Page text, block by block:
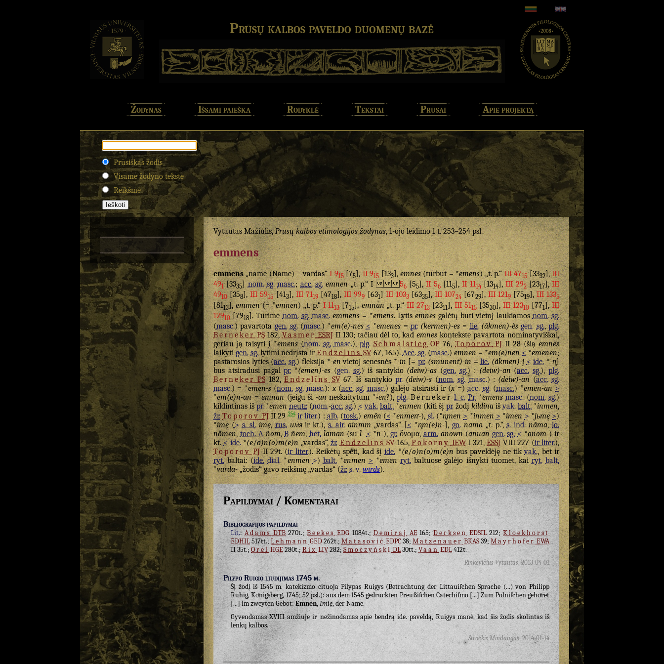
Prūsų kalbos paveldo duomenų bazė
Žodynas Išsami paieška Rodyklė Tekstai Prūsai Apie projektą
Prūsiškas žodis
Visame žodyno tekste
Reikšmė
Vytautas Mažiulis,Prūsų kalbos etimologijos žodynas, 1-ojo leidimo 1 t. 253–254 psl.
emmens
emmens„name (Name) – vardas“I 915[75], II 915[133],emnes(turbūt = *emens) „t. p.“III 4715[3332],III
491[3335]nom. sg. masc.;acc. sg. emnen„t. p.“ I 56[55],II 56[115],II 1114[1314],III 292[2317],III
4910[358 ],III 5915[413],III 7119[4718],III 999[631]III 1033[6335 ],III 10724[6729],III 1219[7519],III 1335
[8113],emmen(= *emnen) „t. p.“I 1113[715],emnan„t. p.“III 2713[2311 ],III 5115[3530],III 12310[771],III
12910[7918]. Turimenom. sg. masc. emmens= *emens. Lytisemnesgalėtų būti vietoj laukiamosnom. sg.
(masc.) pavartotagen. sg.(masc.) *em(e)-nes <*emenes=pr. (kermen)-es=lie. (ãkmen)-ès gen. sg.,plg.
BernekerPS182,VasmerESRJII 130; tačiau dėl to, kademneskontekste pavartota nominatyviškai,
geriau ją taisyti į *emens(nom. sg. masc.),plg. Schmalstieg OP76,Toporov PJII 28 (šiąemnes
laikytigen. sg.lytimi nedrįsta irEndzelīnsSV67, 165).Acc. sg.(masc.)emnen= *em(e)nen <*emenen;
pastarosios lyties (acc. sg.) fleksija *-envietoj senesnės *-in[=pr. (smunent)-in=lie. (ãkmen)-į < ide.*-n̥]
bus atsiradusi pagalpr.*(emen)-es(gen. sg.) iš santykio(deiw)-as(gen. sg.) :(deiw)-an(acc. sg.),plg.
BernekerPS182,EndzelīnsSV67. Iš santykiopr. (deiw)-s(nom. sg. masc.) :(deiw)-an(acc. sg.
masc.) = *emen-s(nom. sg. masc.):x(acc. sg. masc.) galėjo atsirasti ir (x=)acc. sg.(masc.) *emen-an >
*em(e)n-an=emnan(jeigu ši-anneskaitytum *-en?),plg. Berneker l. c. Pr.*emens masc.(nom. sg.)
kildintinas išpr.*emen neutr.(nom.-acc. sg.) < vak. balt.*enmen(kiti šįpr.žodįkildinaišvak. balt.*inmen,
žr. ToporovPJII 29254 ir liter.) :alb.(tosk.)emën(<*enmen-),sl.(*n̥men >*inmen >*imen >*jьmę >)
*imę(> s. sl. imę,rus. имяir kt.),s. air. ainmm„vardas“ [< *n̥m(e)n-],go. namo„t. p.“,s. ind. nāma,lo.
nōmen,toch. A ñom,B ñem,het. laman(sul- <*n-),gr. ὄνομα,arm. anown(anuan gen. sg. <*onom-) ir
kt.< ide.*(e/o)n(o)m(e)n„vardas“,žr. EndzelīnsSV165,PokornyIEWI 321,ESSJVIII 227 (ir liter.),
ToporovPJII 29t. (ir liter.). Reikėtų spėti, kad šįide. *(e/o)n(o)m(e)nbus paveldėję ne tikvak., bet ir
ryt.baltai: (ide. dial.*enmen >)balt.*enmen >*emen ryt.baltuose galėjo išnykti tuomet, kairyt. balt.
*varda-„žodis“ gavo reikšmę „vardas“ (žr. s. v. wīrds).
Papildymai / Komentarai
Bibliografijos papildymai
Lit.:AdamsDTB270t.;Beekes EDG 1084t.;Demiraj AE165;Derksen EDSIL212;Kloekhorst
EDHIL517tt.;Lehmann GED262t.;MatasovićEDPC38;Matzenauer BKAS39;MayrhoferEWA
II 35t.;OrelHGE280t.;Rix LIV282; Smoczyński DL30tt.; Vaan EDL412t.
Rinkevičius Vytautas,2013-04-01
Pilypo Ruigio liudijimas 1745 m.
Šį žodį iš 1545 m. katekizmo cituoja Pilypas Ruigys (Betrachtung der Littauiſchen Sprache (...) von Philipp
Ruhig, Koͤnigsberg, 1745; 52 psl.): aus dem 1545 gedruckten Preußiſchen Catechiſmo [...] Zum Polniſchen gehoͤret
[...] im zweyten Gebot:Emnen,Imię, der Name.
Gyvendamas XVIII amžiuje ir nežinodamas apie bendrą ide. paveldą, Ruigys manė, kad šis žodis skolintas iš
lenkų kalbos.
Strockis Mindaugas, 2014-01-14